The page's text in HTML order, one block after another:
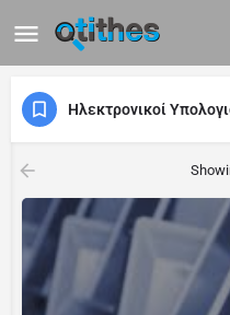
Ηλεκτρονικοί